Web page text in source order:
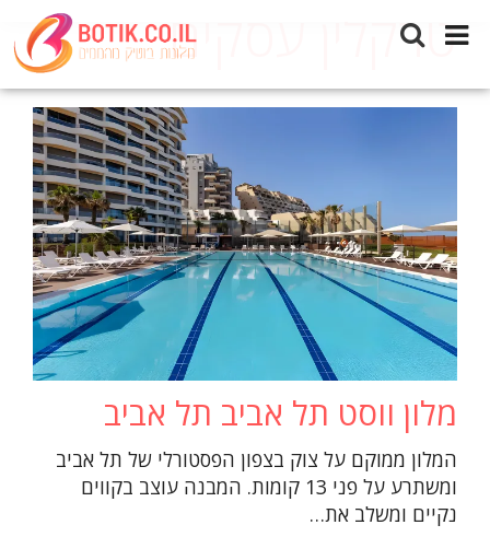
טרקלין עסקים
מלון ווסט תל אביב תל אביב
המלון ממוקם על צוק בצפון הפסטורלי של תל אביב
ומשתרע על פני 13 קומות. המבנה עוצב בקווים
נקיים ומשלב את…